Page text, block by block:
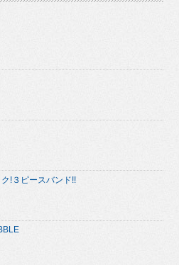
!３ピースバンド!!